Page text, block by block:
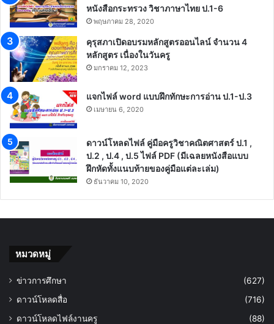
หนังสือกระทรวง วิชาภาษาไทย ป.1-6
พฤษภาคม 28, 2020
คุรุสภาเปิดอบรมหลักสูตรออนไลน์ จำนวน 4
หลักสูตร เนื่องในวันครู
มกราคม 12, 2023
แจกไฟล์ word แบบฝึกทักษะการอ่าน ป.1-ป.3
เมษายน 6, 2020
ดาวน์โหลดไฟล์ คู่มือครูวิชาคณิตศาสตร์ ป.1 ,
ป.2 , ป.4 , ป.5 ไฟล์ PDF (มีเฉลยหนังสือแบบ
ฝึกหัดทั้งแนบท้ายของคู่มือแต่ละเล่ม)
ธันวาคม 10, 2020
หมวดหมู่
ข่าวการศึกษา
(627)
ดาวน์โหลดสื่อ
(716)
ดาวน์โหลดไฟล์งานครู
(88)